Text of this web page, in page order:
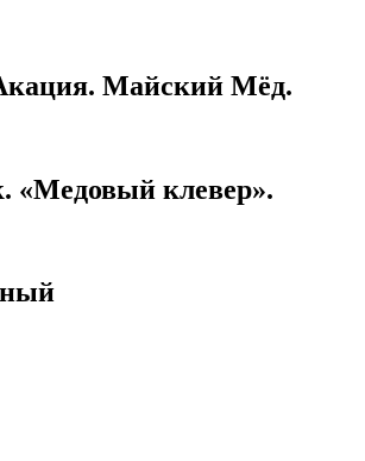
Майский Мёд.
«Медовый клевер».